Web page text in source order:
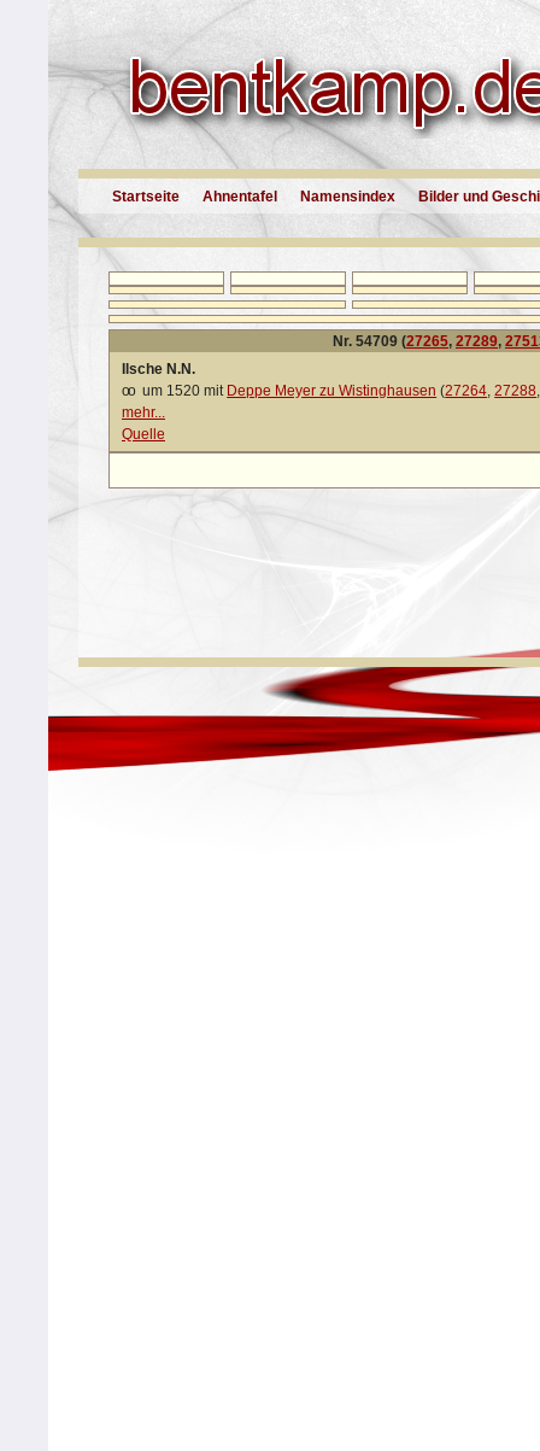
Startseite Ahnentafel Namensindex Bilder und
Nr. 54709 (27265, 27289,
Ilsche N.N.
oo um 1520 mit Deppe Meyer zu Wistinghausen (27264,27288
mehr...
Quelle